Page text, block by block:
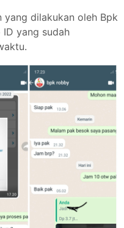
yang dilakukan oleh Bpk
yang sudah